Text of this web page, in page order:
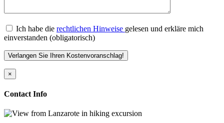
Ich habe die rechtlichen Hinweise gelesen und erkläre mich
einverstanden (obligatorisch)
×
Contact Info